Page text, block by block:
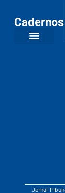
Cadernos
Jornal